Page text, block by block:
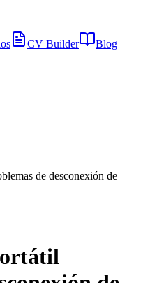
CV Builder Blog
de desconexión de